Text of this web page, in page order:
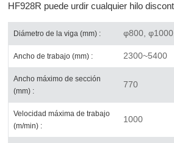
HF928R puede urdir cualquier hilo
Diámetro de la viga (mm) : φ800,
Ancho de trabajo (mm) : 2300~5400
Ancho máximo de sección
(mm) :
770
Velocidad máxima de trabajo
(m/min) :
1000